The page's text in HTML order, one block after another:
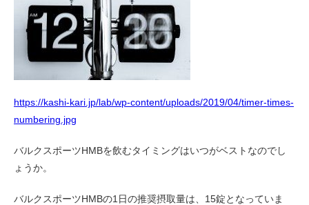
https://kashi-kari.jp/lab/wp-content/uploads/2019/04/timer-times-
numbering.jpg
バルクスポーツHMBを飲むタイミングはいつがベストなのでし
ょうか。
バルクスポーツHMBの1日の推奨摂取量は、15錠となっていま